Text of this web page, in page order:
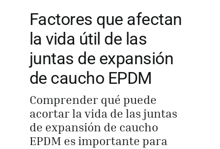
Factores que afectan
la vida útil de las
juntas de expansión
de caucho EPDM
Comprender qué puede
acortar la vida de las juntas
de expansión de caucho
EPDM es importante para